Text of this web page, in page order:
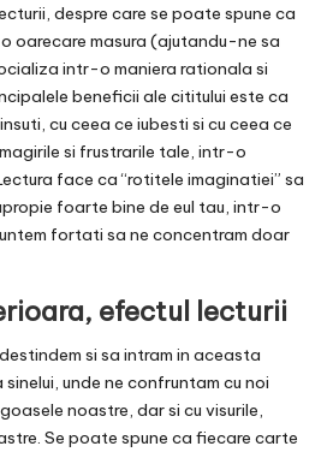
despre care se poate spune ca
oarecare masura (ajutandu-ne sa
intr-o maniera rationala si
beneficii ale cititului este ca
cu ceea ce iubesti si cu ceea ce
si frustrarile tale, intr-o
face ca “rotitele imaginatiei” sa
foarte bine de eul tau, intr-o
fortati sa ne concentram doar
efectul lecturii
si sa intram in aceasta
unde ne confruntam cu noi
noastre, dar si cu visurile,
Se poate spune ca fiecare carte